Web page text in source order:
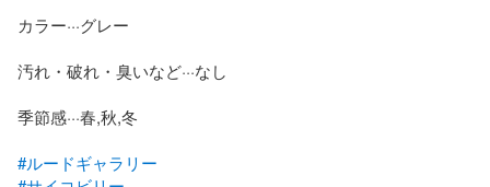
カラー···グレー
汚れ・破れ・臭いなど···なし
季節感···春,秋,冬
#ルードギャラリー